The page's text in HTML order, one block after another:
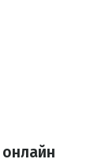
онлайн